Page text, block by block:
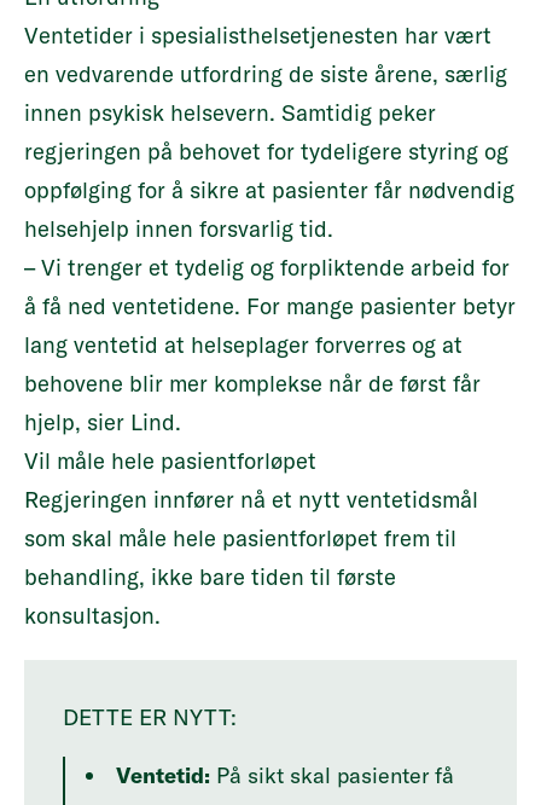
Ventetider i spesialisthelsetjenesten har vært
en vedvarende utfordring de siste årene, særlig
innen psykisk helsevern. Samtidig peker
regjeringen på behovet for tydeligere styring og
oppfølging for å sikre at pasienter får nødvendig
helsehjelp innen forsvarlig tid.
– Vi trenger et tydelig og forpliktende arbeid for
å få ned ventetidene. For mange pasienter betyr
lang ventetid at helseplager forverres og at
behovene blir mer komplekse når de først får
hjelp, sier Lind.
Vil måle hele pasientforløpet
Regjeringen innfører nå et nytt ventetidsmål
som skal måle hele pasientforløpet frem til
behandling, ikke bare tiden til første
konsultasjon.
DETTE ER NYTT:
Ventetid: På sikt skal pasienter få